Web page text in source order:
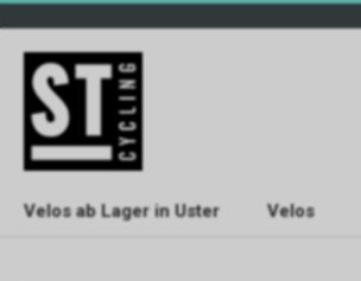
Velos ab Lager in Uster Velos